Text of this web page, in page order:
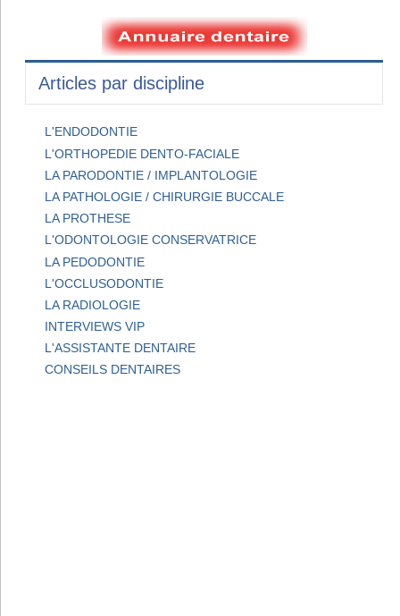
Articles par discipline
L'ENDODONTIE
L'ORTHOPEDIE DENTO-FACIALE
LA PARODONTIE / IMPLANTOLOGIE
LA PATHOLOGIE / CHIRURGIE BUCCALE
LA PROTHESE
L'ODONTOLOGIE CONSERVATRICE
LA PEDODONTIE
L'OCCLUSODONTIE
LA RADIOLOGIE
INTERVIEWS VIP
L'ASSISTANTE DENTAIRE
CONSEILS DENTAIRES